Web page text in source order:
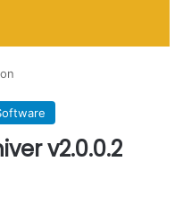
v2.0.0.2